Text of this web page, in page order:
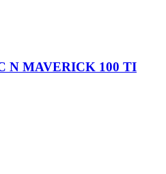
N MAVERICK 100 TI